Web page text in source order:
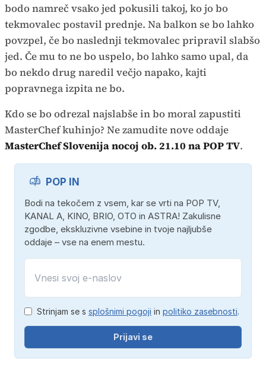
bodo namreč vsako jed pokusili takoj, ko jo bo
tekmovalec postavil prednje. Na balkon se bo lahko
povzpel, če bo naslednji tekmovalec pripravil slabšo
jed. Če mu to ne bo uspelo, bo lahko samo upal, da
bo nekdo drug naredil večjo napako, kajti
popravnega izpita ne bo.
Kdo se bo odrezal najslabše in bo moral zapustiti
MasterChef kuhinjo? Ne zamudite nove oddaje
MasterChef Slovenija nocoj ob. 21.10 na POP TV.
POP IN
Bodi na tekočem z vsem, kar se vrti na POP TV,
KANAL A, KINO, BRIO, OTO in ASTRA! Zakulisne
zgodbe, ekskluzivne vsebine in tvoje najljubše
oddaje – vse na enem mestu.
Strinjam se s splošnimi pogoji in politiko zasebnosti.
Prijavi se